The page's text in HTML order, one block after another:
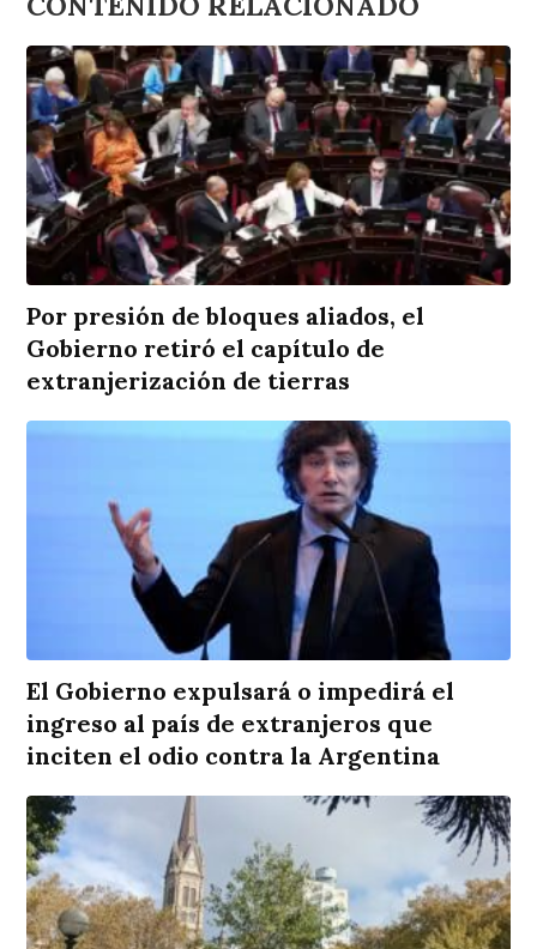
Por presión de bloques aliados, el
Gobierno retiró el capítulo de
extranjerización de tierras
El Gobierno expulsará o impedirá el
ingreso al país de extranjeros que
inciten el odio contra la Argentina